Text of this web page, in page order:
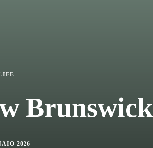
Brunswick
2026